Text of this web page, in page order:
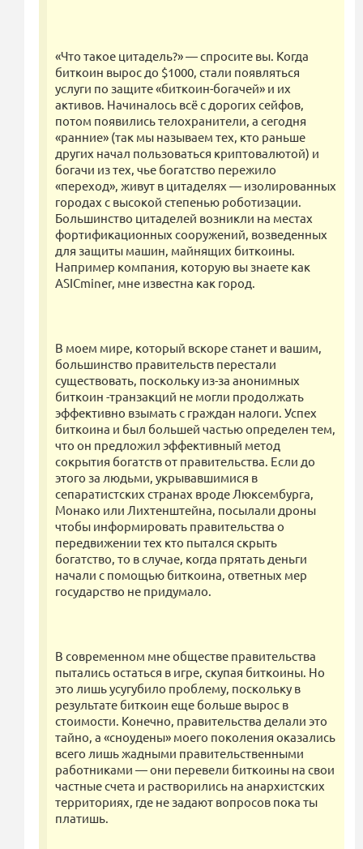
«Что такое цитадель?» — спросите вы. Когда
биткоин вырос до $1000, стали появляться
услуги по защите «биткоин-богачей» и их
активов. Начиналось всё с дорогих сейфов,
потом появились телохранители, а сегодня
«ранние» (так мы называем тех, кто раньше
других начал пользоваться криптовалютой) и
богачи из тех, чье богатство пережило
«переход», живут в цитаделях — изолированных
городах с высокой степенью роботизации.
Большинство цитаделей возникли на местах
фортификационных сооружений, возведенных
для защиты машин, майнящих биткоины.
Например компания, которую вы знаете как
ASICminer, мне известна как город.
В моем мире, который вскоре станет и вашим,
большинство правительств перестали
существовать, поскольку из-за анонимных
биткоин -транзакций не могли продолжать
эффективно взымать с граждан налоги. Успех
биткоина и был большей частью определен тем,
что он предложил эффективный метод
сокрытия богатств от правительства. Если до
этого за людьми, укрывавшимися в
сепаратистских странах вроде Люксембурга,
Монако или Лихтенштейна, посылали дроны
чтобы информировать правительства о
передвижении тех кто пытался скрыть
богатство, то в случае, когда прятать деньги
начали с помощью биткоина, ответных мер
государство не придумало.
В современном мне обществе правительства
пытались остаться в игре, скупая биткоины. Но
это лишь усугубило проблему, поскольку в
результате биткоин еще больше вырос в
стоимости. Конечно, правительства делали это
тайно, а «сноудены» моего поколения оказались
всего лишь жадными правительственными
работниками — они перевели биткоины на свои
частные счета и растворились на анархистских
территориях, где не задают вопросов пока ты
платишь.